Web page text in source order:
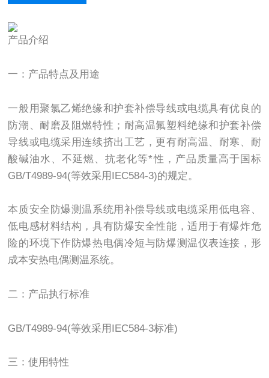
产品介绍
一：产品特点及用途
一般用聚氯乙烯绝缘和护套补偿导线或电缆具有优良的
防潮、耐磨及阻燃特性；耐高温氟塑料绝缘和护套补偿
导线或电缆采用连续挤出工艺，更有耐高温、耐寒、耐
酸碱油水、不延燃、抗老化等*性，产品质量高于国标
GB/T4989-94(等效采用IEC584-3)的规定。
本质安全防爆测温系统用补偿导线或电缆采用低电容、
低电感材料结构，具有防爆安全性能，适用于有爆炸危
险的环境下作防爆热电偶冷短与防爆测温仪表连接，形
成本安热电偶测温系统。
二：产品执行标准
GB/T4989-94(等效采用IEC584-3标准)
三：使用特性